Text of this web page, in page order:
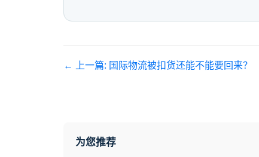
← 上一篇: 国际物流被扣货还能不能要回来？
为您推荐